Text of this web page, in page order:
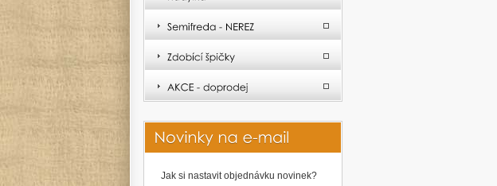
Jak si nastavit objednávku novinek?